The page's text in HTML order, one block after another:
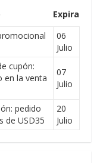
Expira
06
Julio
cupón:
en la venta
07
Julio
pedido
de USD35
20
Julio